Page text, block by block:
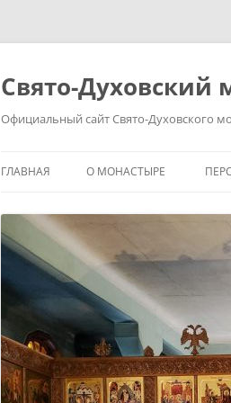
Свято-Духовский
Официальный сайт Свято-Духовского
ГЛАВНАЯ О МОНАСТЫРЕ
О ДУХОВНОЙ ЖИЗНИ